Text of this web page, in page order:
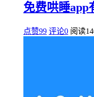
免费哄睡app
点赞99 评论0 阅读